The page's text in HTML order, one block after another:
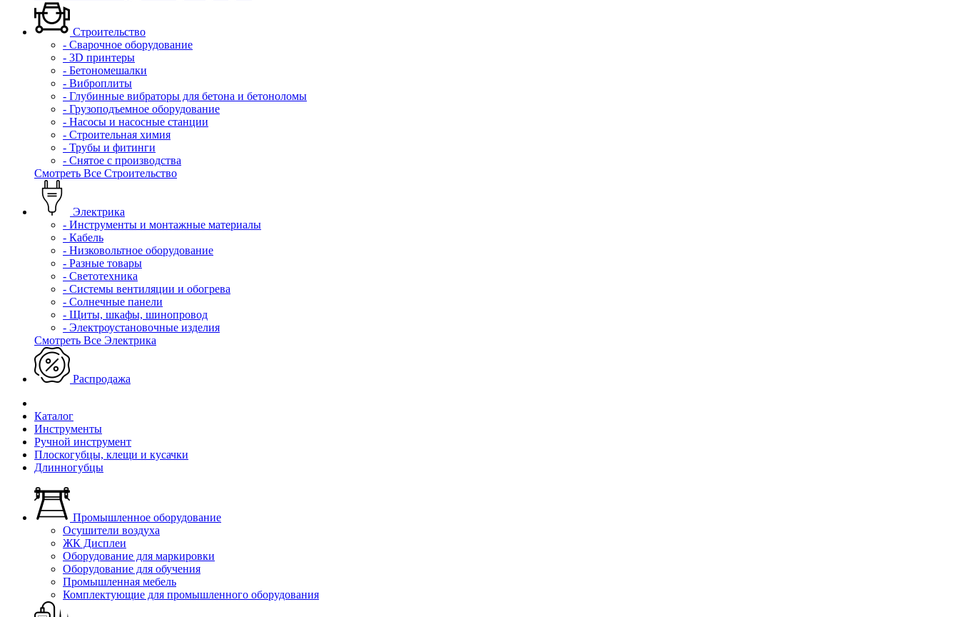
Строительство
- Сварочное оборудование
- 3D принтеры
- Бетономешалки
- Виброплиты
- Глубинные вибраторы для бетона и бетоноломы
- Грузоподъемное оборудование
- Насосы и насосные станции
- Строительная химия
- Трубы и фитинги
- Снятое с производства
Смотреть Все Строительство
Электрика
- Инструменты и монтажные материалы
- Кабель
- Низковольтное оборудование
- Разные товары
- Светотехника
- Системы вентиляции и обогрева
- Солнечные панели
- Щиты, шкафы, шинопровод
- Электроустановочные изделия
Смотреть Все Электрика
Распродажа
Каталог
Инструменты
Ручной инструмент
Плоскогубцы, клещи и кусачки
Длинногубцы
Промышленное оборудование
Осушители воздуха
ЖК Дисплеи
Оборудование для маркировки
Оборудование для обучения
Промышленная мебель
Комплектующие для промышленного оборудования